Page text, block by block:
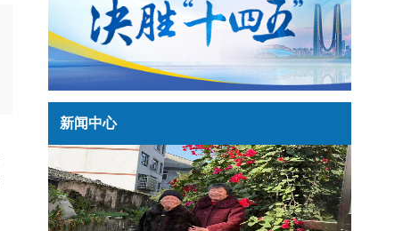
新闻中心